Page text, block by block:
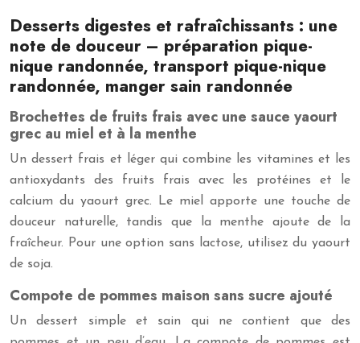
Desserts digestes et rafraîchissants : une
note de douceur – préparation pique-
nique randonnée, transport pique-nique
randonnée, manger sain randonnée
Brochettes de fruits frais avec une sauce yaourt
grec au miel et à la menthe
Un dessert frais et léger qui combine les vitamines et les
antioxydants des fruits frais avec les protéines et le
calcium du yaourt grec. Le miel apporte une touche de
douceur naturelle, tandis que la menthe ajoute de la
fraîcheur. Pour une option sans lactose, utilisez du yaourt
de soja.
Compote de pommes maison sans sucre ajouté
Un dessert simple et sain qui ne contient que des